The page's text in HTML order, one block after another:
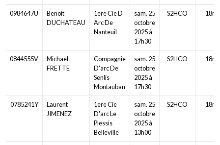
0984647U
Benoit
DUCHATEAU
1ere Cie D
Arc De
Nanteuil
sam. 25
octobre
2025 à
17h30
S2HCO 18m
0844555V
Michael
FRETTE
Compagnie
D'arc De
Senlis
Montauban
sam. 25
octobre
2025 à
17h30
S2HCO 18m
0785241Y
Laurent
JIMENEZ
1ere Cie
D'arc Le
Plessis
Belleville
sam. 25
octobre
2025 à
13h00
S2HCO 18m